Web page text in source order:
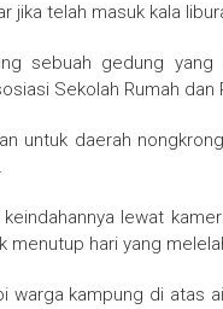
jika telah masuk kala
sebuah gedung
Sekolah Rumah dan
untuk daerah
lewat
menutup hari yang
warga kampung di atas